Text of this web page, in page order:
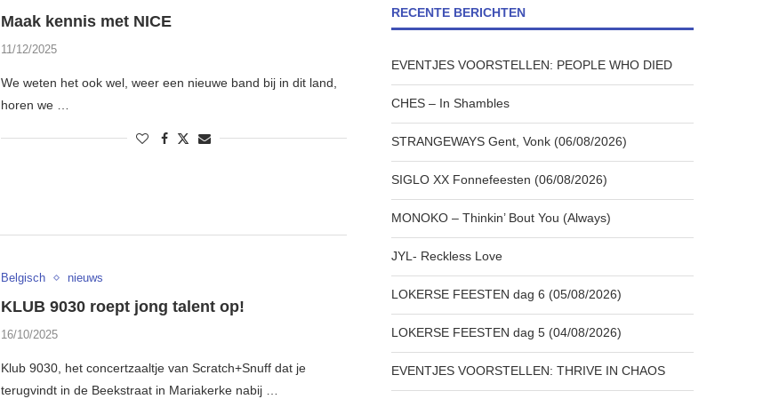
Maak kennis met NICE
11/12/2025
We weten het ook wel, weer een nieuwe band bij in dit land,
horen we …
Belgisch nieuws
KLUB 9030 roept jong talent op!
16/10/2025
Klub 9030, het concertzaaltje van Scratch+Snuff dat je
terugvindt in de Beekstraat in Mariakerke nabij …
RECENTE BERICHTEN
EVENTJES VOORSTELLEN: PEOPLE WHO DIED
CHES – In Shambles
STRANGEWAYS Gent, Vonk (06/08/2026)
SIGLO XX Fonnefeesten (06/08/2026)
MONOKO – Thinkin’ Bout You (Always)
JYL- Reckless Love
LOKERSE FEESTEN dag 6 (05/08/2026)
LOKERSE FEESTEN dag 5 (04/08/2026)
EVENTJES VOORSTELLEN: THRIVE IN CHAOS